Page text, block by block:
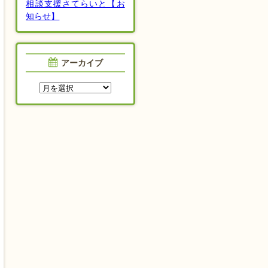
相談支援さてらいと【お
知らせ】
アーカイブ